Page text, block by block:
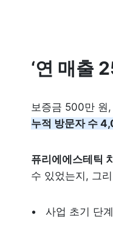
‘연 매출
보증금 500만 원,
누적 방문자 수
퓨리에에스테틱
수 있었는지, 그
사업 초기 단